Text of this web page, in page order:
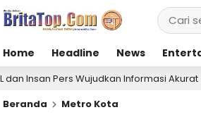
Home Headline News
Informasi Akurat 4 hari lalu
Beranda
Metro Kota